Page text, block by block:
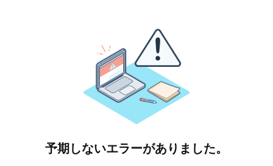
予期しないエラーがありました。